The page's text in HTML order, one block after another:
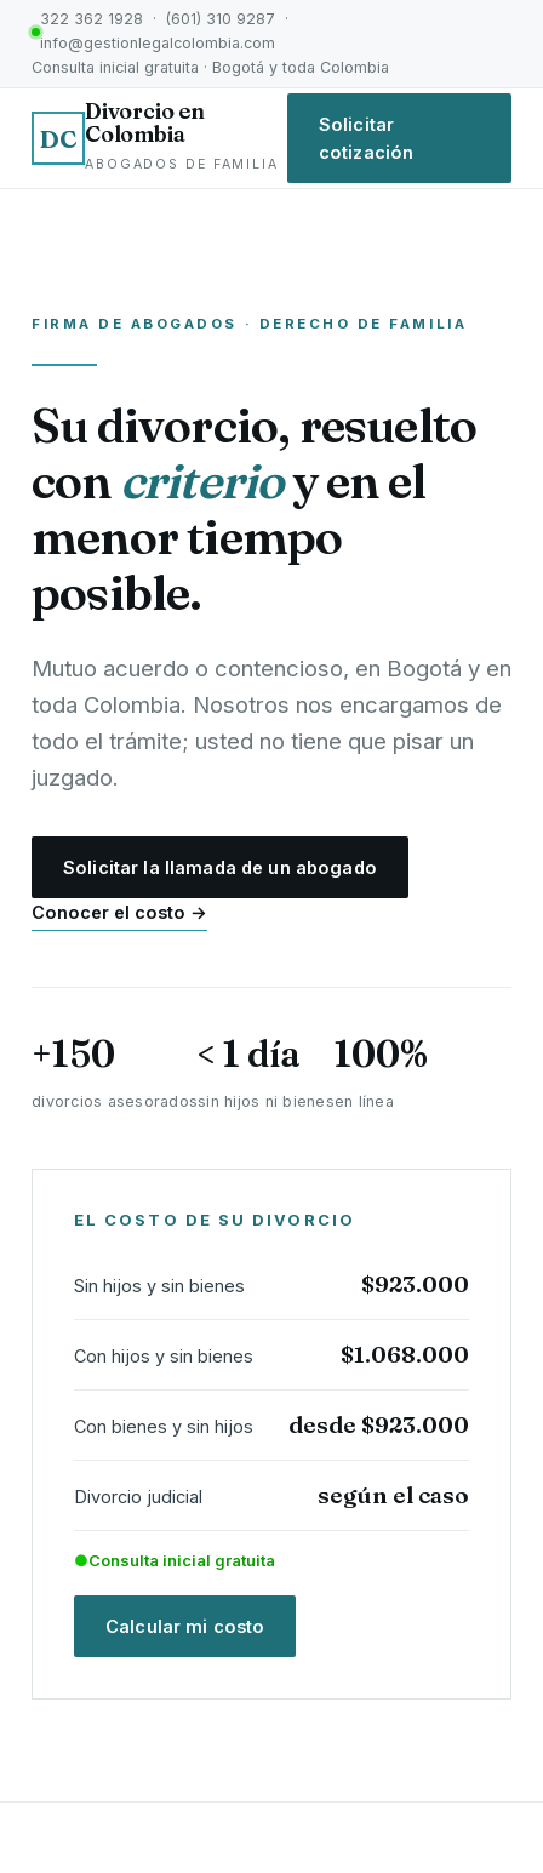
322 362 1928 · (601) 310 9287 ·
info@gestionlegalcolombia.com
Consulta inicial gratuita · Bogotá y toda Colombia
DC
Divorcio en
Colombia
ABOGADOS DE FAMILIA
Solicitar
cotización
FIRMA DE ABOGADOS · DERECHO DE FAMILIA
Su divorcio, resuelto
con criterioy en el
menor tiempo
posible.
Mutuo acuerdo o contencioso, en Bogotá y en
toda Colombia. Nosotros nos encargamos de
todo el trámite; usted no tiene que pisar un
juzgado.
Solicitar la llamada de un abogado
Conocer el costo →
+150
divorcios asesorados
< 1 día
sin hijos ni bienes
100%
en línea
EL COSTO DE SU DIVORCIO
Sin hijos y sin bienes $923.000
Con hijos y sin bienes $1.068.000
Con bienes y sin hijos desde $923.000
Divorcio judicial según el caso
●Consulta inicial gratuita
Calcular mi costo